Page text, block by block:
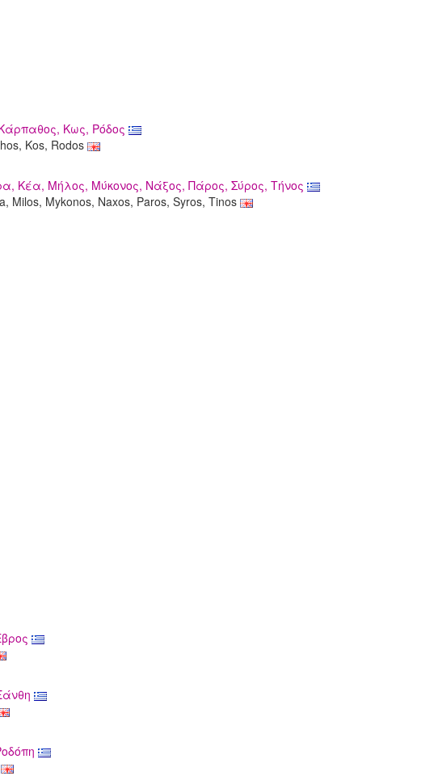
Κως, Ρόδος
Kos, Rodos
Κέα, Μήλος, Μύκονος, Νάξος, Πάρος, Σύρος, Τήνος
Milos, Mykonos, Naxos, Paros, Syros, Tinos